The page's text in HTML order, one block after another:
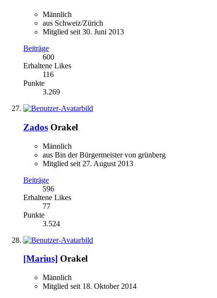
Männlich
aus Schweiz/Zürich
Mitglied seit 30. Juni 2013
Beiträge
600
Erhaltene Likes
116
Punkte
3.269
Zados Orakel
Männlich
aus Bin der Bürgermeister von grünberg
Mitglied seit 27. August 2013
Beiträge
596
Erhaltene Likes
77
Punkte
3.524
[Marius] Orakel
Männlich
Mitglied seit 18. Oktober 2014